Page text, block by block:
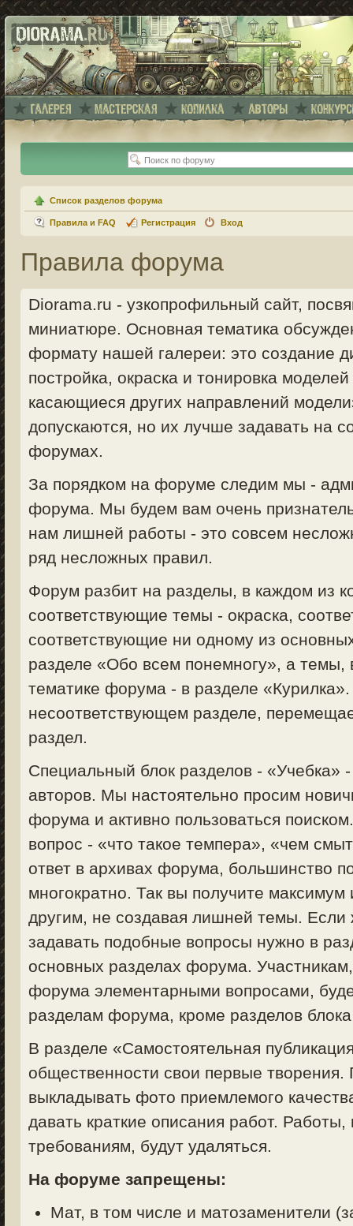
Список разделов форума
Правила и FAQ Регистрация Вход
Правила форума
Diorama.ru - узкопрофильный сайт,
миниатюре. Основная тематика
формату нашей галереи: это создание
постройка, окраска и тонировка
касающиеся других направлений
допускаются, но их лучше задавать на
форумах.
За порядком на форуме следим мы -
форума. Мы будем вам очень
нам лишней работы - это совсем
ряд несложных правил.
Форум разбит на разделы, в каждом из
соответствующие темы - окраска,
соответствующие ни одному из
разделе «Обо всем понемногу», а
тематике форума - в разделе
несоответствующем разделе,
раздел.
Специальный блок разделов -
авторов. Мы настоятельно просим
форума и активно пользоваться
вопрос - «что такое темпера», «чем
ответ в архивах форума, большинство
многократно. Так вы получите
другим, не создавая лишней темы. Если
задавать подобные вопросы нужно в
основных разделах форума.
форума элементарными вопросами,
разделам форума, кроме разделов
В разделе «Самостоятельная
общественности свои первые
выкладывать фото приемлемого
давать краткие описания работ.
требованиям, будут удаляться.
На форуме запрещены:
Мат, в том числе и матозаменители